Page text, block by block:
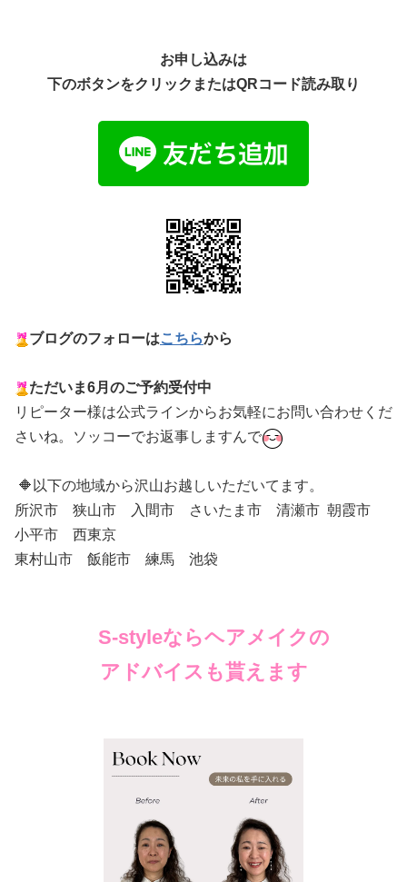
お申し込みは
下のボタンをクリックまたはQRコード読み取り
ブログのフォローはこちらから
ただいま6月のご予約受付中
リピーター様は公式ラインからお気軽にお問い合わせくだ
さいね。ソッコーでお返事しますんで
🔶以下の地域から沢山お越しいただいてます。
所沢市 狭山市 入間市 さいたま市 清瀬市 朝霞市
小平市 西東京
東村山市 飯能市 練馬 池袋
S-styleならヘアメイクの
アドバイスも貰えます